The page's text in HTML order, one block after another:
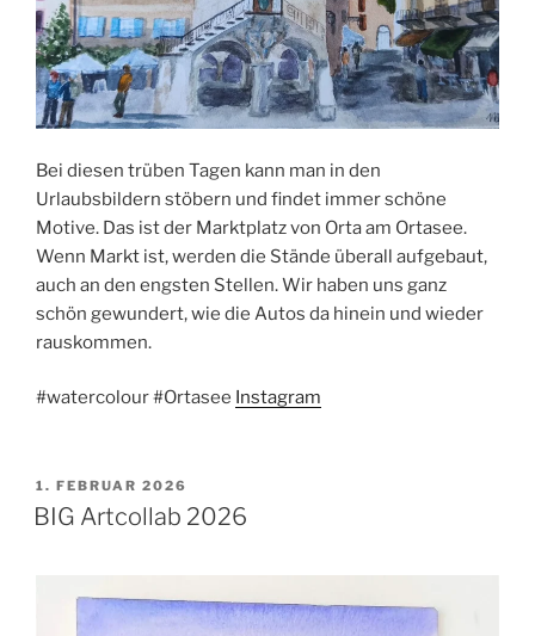
Bei diesen trüben Tagen kann man in den
Urlaubsbildern stöbern und findet immer schöne
Motive. Das ist der Marktplatz von Orta am Ortasee.
Wenn Markt ist, werden die Stände überall aufgebaut,
auch an den engsten Stellen. Wir haben uns ganz
schön gewundert, wie die Autos da hinein und wieder
rauskommen.
#watercolour #Ortasee Instagram
VERÖFFENTLICHT
AM
1. FEBRUAR 2026
BIG Artcollab 2026